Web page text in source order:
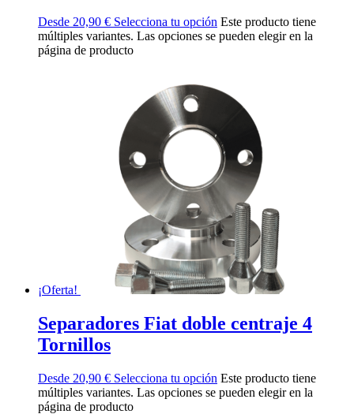
Desde 20,90 € Selecciona tu opción Este producto tiene
múltiples variantes. Las opciones se pueden elegir en la
página de producto
¡Oferta!
Separadores Fiat doble centraje 4
Tornillos
Desde 20,90 € Selecciona tu opción Este producto tiene
múltiples variantes. Las opciones se pueden elegir en la
página de producto